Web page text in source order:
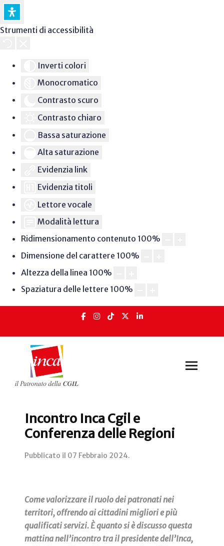
Strumenti di accessibilità
Inverti colori
Monocromatico
Contrasto scuro
Contrasto chiaro
Bassa saturazione
Alta saturazione
Evidenzia link
Evidenzia titoli
Lettore vocale
Modalità lettura
Ridimensionamento contenuto 100%
Dimensione del carattere 100%
Altezza della linea 100%
Spaziatura delle lettere 100%
Incontro Inca Cgil e
Conferenza delle Regioni
Pubblicato il 07 Febbraio 2024.
Come valorizzare il ruolo dei patronati nei
territori, offrendo ai cittadini migliori e più
qualificati servizi. È quanto si è discusso questa
mattina nell’incontro tra il presidente dell’Inca,